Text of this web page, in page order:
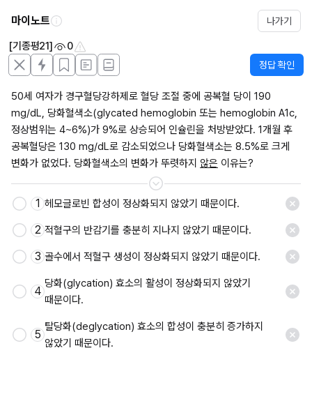
마이노트 나가기
[기종평21] 0
정답 확인
50세 여자가 경구혈당강하제로 혈당 조절 중에 공복혈 당이 190
mg/dL, 당화혈색소(glycated hemoglobin 또는 hemoglobin A1c,
정상범위는 4~6%)가 9%로 상승되어 인슐린을 처방받았다. 1개월 후
공복혈당은 130 mg/dL로 감소되었으나 당화혈색소는 8.5%로 크게
변화가 없었다. 당화혈색소의 변화가 뚜렷하지 않은 이유는?
저장
1 헤모글로빈 합성이 정상화되지 않았기 때문이다.
2 적혈구의 반감기를 충분히 지나지 않았기 때문이다.
3 골수에서 적혈구 생성이 정상화되지 않았기 때문이다.
4
당화(glycation) 효소의 활성이 정상화되지 않았기
때문이다.
5
탈당화(deglycation) 효소의 합성이 충분히 증가하지
않았기 때문이다.